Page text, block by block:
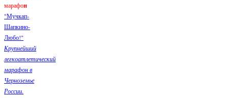
марафон
"Мучкап-
Шапкино-
Любо!"
Крупнейший
легкоатлетический
марафон в
Черноземье
России.